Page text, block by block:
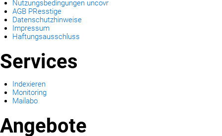
Nutzungsbedingungen uncovr
AGB PResstige
Datenschutzhinweise
Impressum
Haftungsausschluss
Services
Indexieren
Monitoring
Mailabo
Angebote